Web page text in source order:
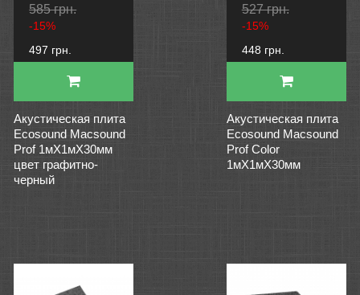
585 грн.
-15%
497 грн.
Акустическая плита
Ecosound Macsound
Prof 1мХ1мХ30мм
цвет графитно-
черный
527 грн.
-15%
448 грн.
Акустическая плита
Ecosound Macsound
Prof Color
1мХ1мХ30мм